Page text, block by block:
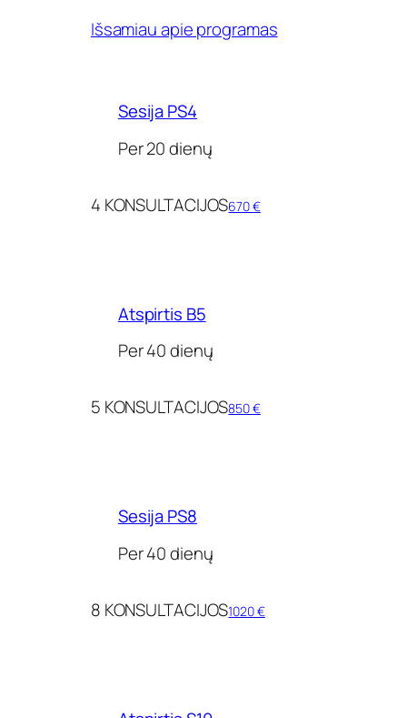
Išsamiau apie programas
Sesija PS4
Per 20 dienų
4 KONSULTACIJOS670 €
Atspirtis B5
Per 40 dienų
5 KONSULTACIJOS850 €
Sesija PS8
Per 40 dienų
8 KONSULTACIJOS1020 €